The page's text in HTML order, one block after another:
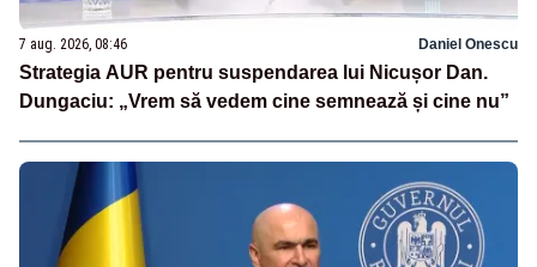
7 aug. 2026, 08:46 Daniel Onescu
Strategia AUR pentru suspendarea lui Nicușor Dan.
Dungaciu: „Vrem să vedem cine semnează și cine nu”